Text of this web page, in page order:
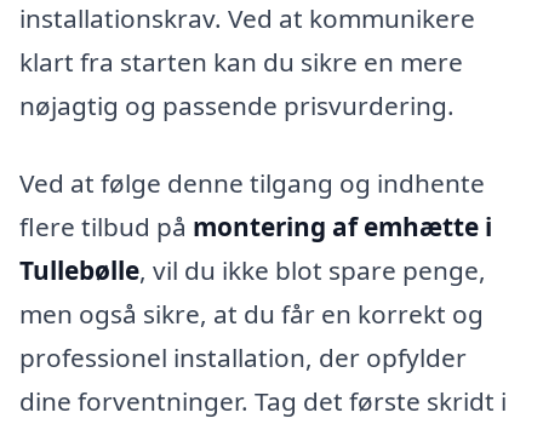
installationskrav. Ved at kommunikere
klart fra starten kan du sikre en mere
nøjagtig og passende prisvurdering.
Ved at følge denne tilgang og indhente
flere tilbud på montering af emhætte i
Tullebølle, vil du ikke blot spare penge,
men også sikre, at du får en korrekt og
professionel installation, der opfylder
dine forventninger. Tag det første skridt i